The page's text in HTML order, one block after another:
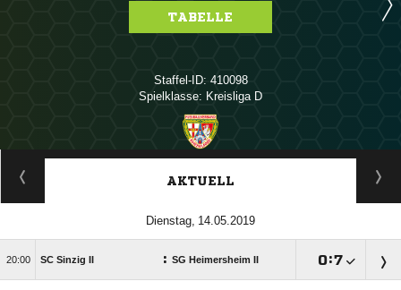
TABELLE
Staffel-ID: 410098
Spielklasse: Kreisliga D
ANZEIGE
AKTUELL
 
 SC Sinzig II : SG Heimersheim II :